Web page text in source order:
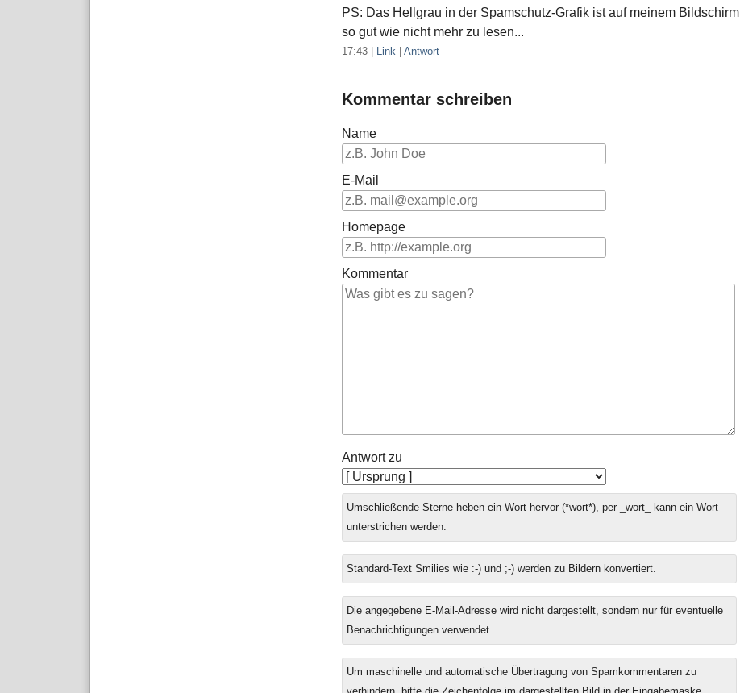
PS: Das Hellgrau in der Spamschutz-Grafik ist auf meinem Bildschirm
so gut wie nicht mehr zu lesen...
17:43 Link Antwort
Kommentar schreiben
Name
E-Mail
Homepage
Kommentar
Antwort zu
Umschließende Sterne heben ein Wort hervor (*wort*), per _wort_ kann ein Wort
unterstrichen werden.
Standard-Text Smilies wie :-) und ;-) werden zu Bildern konvertiert.
Die angegebene E-Mail-Adresse wird nicht dargestellt, sondern nur für eventuelle
Benachrichtigungen verwendet.
Um maschinelle und automatische Übertragung von Spamkommentaren zu